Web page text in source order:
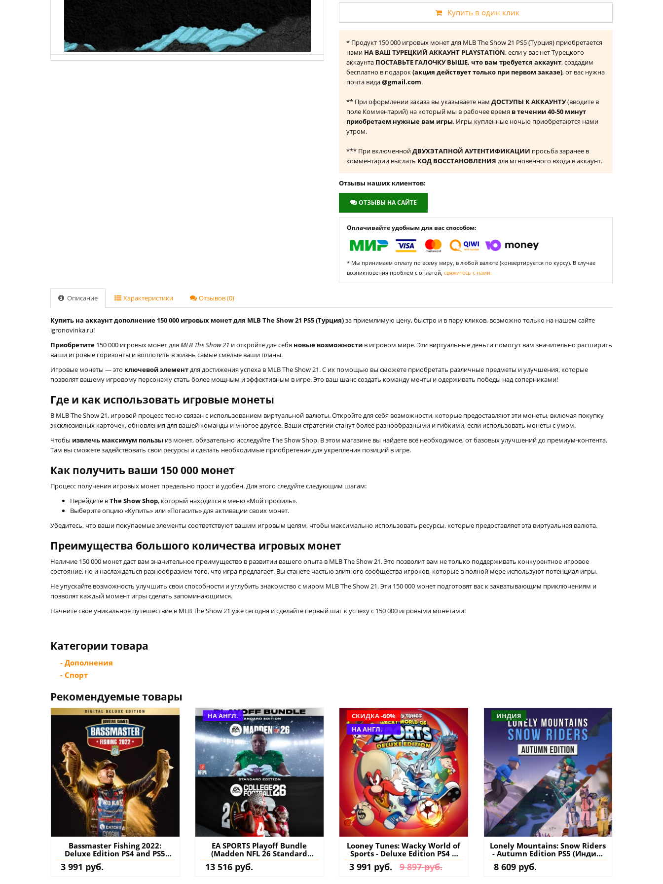
Купить в один клик
* Продукт ‎150 000 игровых монет для MLB The Show 21 PS5 (Турция) приобретается
нами НА ВАШ ТУРЕЦКИЙ АККАУНТ PLAYSTATION, если у вас нет Турецкого
аккаунта ПОСТАВЬТЕ ГАЛОЧКУ ВЫШЕ, что вам требуется аккаунт, создадим
бесплатно в подарок(акция действует только при первом заказе), от вас нужна
почта вида@gmail.com.
** При оформлении заказа вы указываете нам ДОСТУПЫ К АККАУНТУ(вводите в
поле Комментарий) на который мы в рабочее время в течении 40-50 минут
приобретаем нужные вам игры. Игры купленные ночью приобретаются нами
утром.
*** При включеннойДВУХЭТАПНОЙ АУТЕНТИФИКАЦИИ просьба заранее в
комментарии выслать КОД ВОССТАНОВЛЕНИЯ для мгновенного входа в аккаунт.
Отзывы наших клиентов:
ОТЗЫВЫ НА САЙТЕ
Оплачивайте удобным для вас способом:
* Мы принимаем оплату по всему миру, в любой валюте (конвертируется по курсу). В случае
возникновения проблем с оплатой, свяжитесь с нами.
Описание Характеристики Отзывов (0)
Купить на аккаунт дополнение ‎150 000 игровых монет для MLB The Show 21 PS5 (Турция)за приемлимую цену, быстро и в пару кликов, возможно только на нашем сайте
igronovinka.ru!
Приобретите 150 000 игровых монет для MLB The Show 21 и откройте для себя новые возможности в игровом мире. Эти виртуальные деньги помогут вам значительно расширить
ваши игровые горизонты и воплотить в жизнь самые смелые ваши планы.
Игровые монеты — это ключевой элементдля достижения успеха в MLB The Show 21. С их помощью вы сможете приобретать различные предметы и улучшения, которые
позволят вашему игровому персонажу стать более мощным и эффективным в игре. Это ваш шанс создать команду мечты и одерживать победы над соперниками!
Где и как использовать игровые монеты
В MLB The Show 21, игровой процесс тесно связан с использованием виртуальной валюты. Откройте для себя возможности, которые предоставляют эти монеты, включая покупку
эксклюзивных карточек, обновления для вашей команды и многое другое. Ваши стратегии станут более разнообразными и гибкими, если использовать монеты с умом.
Чтобы извлечь максимум пользы из монет, обязательно исследуйте The Show Shop. В этом магазине вы найдете всё необходимое, от базовых улучшений до премиум-контента.
Там вы сможете задействовать свои ресурсы и сделать необходимые приобретения для укрепления позиций в игре.
Как получить ваши 150 000 монет
Процесс получения игровых монет предельно прост и удобен. Для этого следуйте следующим шагам:
Перейдите вThe Show Shop, который находится в меню «Мой профиль».
Выберите опцию «Купить» или «Погасить» для активации своих монет.
Убедитесь, что ваши покупаемые элементы соответствуют вашим игровым целям, чтобы максимально использовать ресурсы, которые предоставляет эта виртуальная валюта.
Преимущества большого количества игровых монет
Наличие 150 000 монет даст вам значительное преимущество в развитии вашего опыта в MLB The Show 21. Это позволит вам не только поддерживать конкурентное игровое
состояние, но и наслаждаться разнообразием того, что игра предлагает. Вы станете частью элитного сообщества игроков, которые в полной мере используют потенциал игры.
Не упускайте возможность улучшить свои способности и углубить знакомство с миром MLB The Show 21. Эти 150 000 монет подготовят вас к захватывающим приключениям и
позволят каждый момент игры сделать запоминающимся.
Начните свое уникальное путешествие в MLB The Show 21 уже сегодня и сделайте первый шаг к успеху с 150 000 игровыми монетами!
Категории товара
- Дополнения
- Спорт
Рекомендуемые товары
Bassmaster Fishing 2022:
Deluxe Edition PS4 and PS5
(Турция) купить игру на
аккаунт
3 991 руб.
НА АНГЛ.
EA SPORTS Playoff Bundle
(Madden NFL 26 Standard
Edition & College Football 26
Standard Edition) PS5 (Турция)
13 516 руб.
СКИДКА -60%
НА АНГЛ.
Looney Tunes: Wacky World of
Sports - Deluxe Edition PS4 &
PS5 (Турция) купить игру на
аккаунт
3 991 руб. 9 897 руб.
ИНДИЯ
Lonely Mountains: Snow Riders
- Autumn Edition PS5 (Индия)
купить
8 609 руб.